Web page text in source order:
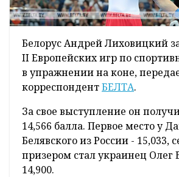
Белорус Андрей Лиховицкий
II Европейских игр по
в упражнении на коне,
корреспондентБЕЛТА.
За свое выступление он
14,566 балла. Первое место у
Белявского из России - 15,033,
призером стал украинец Олег
14,900.